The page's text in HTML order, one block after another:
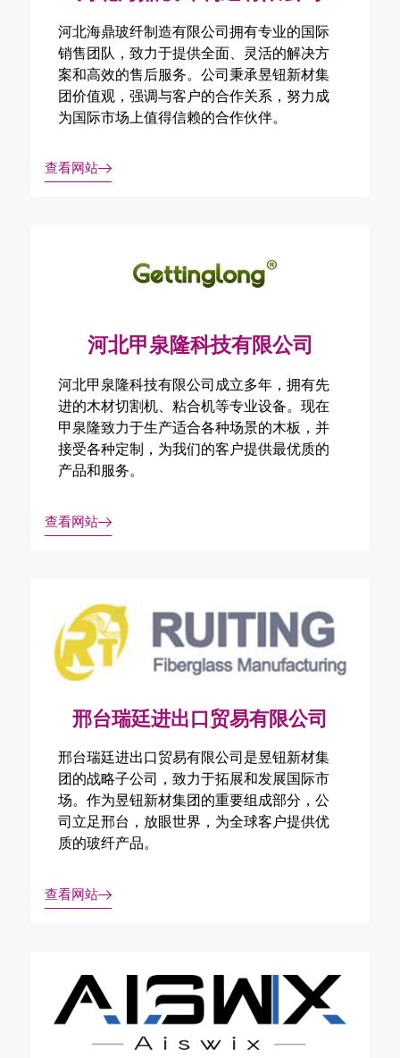
河北海鼎玻纤制造有限公司拥有专业的国际
销售团队，致力于提供全面、灵活的解决方
案和高效的售后服务。公司秉承昱钮新材集
团价值观，强调与客户的合作关系，努力成
为国际市场上值得信赖的合作伙伴。
查看网站
河北甲泉隆科技有限公司
河北甲泉隆科技有限公司成立多年，拥有先
进的木材切割机、粘合机等专业设备。现在
甲泉隆致力于生产适合各种场景的木板，并
接受各种定制，为我们的客户提供最优质的
产品和服务。
查看网站
邢台瑞廷进出口贸易有限公司
邢台瑞廷进出口贸易有限公司是昱钮新材集
团的战略子公司，致力于拓展和发展国际市
场。作为昱钮新材集团的重要组成部分，公
司立足邢台，放眼世界，为全球客户提供优
质的玻纤产品。
查看网站